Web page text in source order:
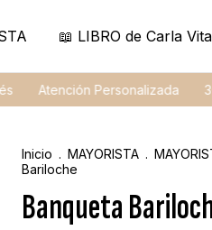
📖 LIBRO de Carla
Personalizada 30% de
Inicio . MAYORISTA .
Bariloche
Banqueta